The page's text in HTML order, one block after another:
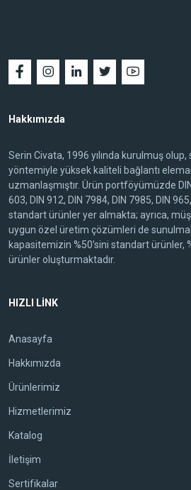
Hakkımızda
Serin Civata, 1996 yılında kurulmuş
yöntemiyle yüksek kaliteli bağlantı
uzmanlaşmıştır. Ürün portföyümüzde
603, DIN 912, DIN 7984, DIN 7985, DIN
standart ürünler yer almakta; ayrıca,
uygun özel üretim çözümleri de
kapasitemizin %50’sini standart ürünler,
ürünler oluşturmaktadır.
HIZLI LİNK
Anasayfa
Hakkımızda
Ürünlerimiz
Hizmetlerimiz
Katalog
İletişim
Sertifikalar